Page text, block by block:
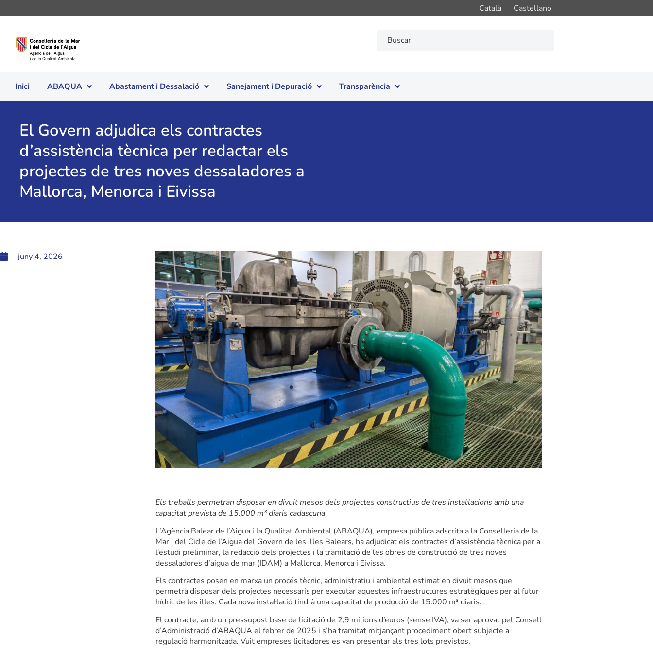
Català Castellano
Inici ABAQUA Abastament i Dessalació Sanejament i Depuració Transparència
El Govern adjudica els contractes
d’assistència tècnica per redactar els
projectes de tres noves dessaladores a
Mallorca, Menorca i Eivissa
juny 4, 2026
Els treballs permetran disposar en divuit mesos dels projectes constructius de tres instal·lacions amb una
capacitat prevista de 15.000 m³ diaris cadascuna
L’Agència Balear de l’Aigua i la Qualitat Ambiental (ABAQUA), empresa pública adscrita a la Conselleria de la
Mar i del Cicle de l’Aigua del Govern de les Illes Balears, ha adjudicat els contractes d’assistència tècnica per a
l’estudi preliminar, la redacció dels projectes i la tramitació de les obres de construcció de tres noves
dessaladores d’aigua de mar (IDAM) a Mallorca, Menorca i Eivissa.
Els contractes posen en marxa un procés tècnic, administratiu i ambiental estimat en divuit mesos que
permetrà disposar dels projectes necessaris per executar aquestes infraestructures estratègiques per al futur
hídric de les illes. Cada nova instal·lació tindrà una capacitat de producció de 15.000 m³ diaris.
El contracte, amb un pressupost base de licitació de 2,9 milions d’euros (sense IVA), va ser aprovat pel Consell
d’Administració d’ABAQUA el febrer de 2025 i s’ha tramitat mitjançant procediment obert subjecte a
regulació harmonitzada. Vuit empreses licitadores es van presentar als tres lots previstos.